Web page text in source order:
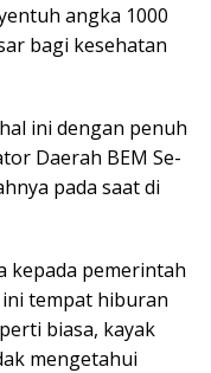
angka 1000
bagi kesehatan
ini dengan penuh
Daerah BEM Se-
pada saat di
kepada pemerintah
tempat hiburan
biasa, kayak
mengetahui